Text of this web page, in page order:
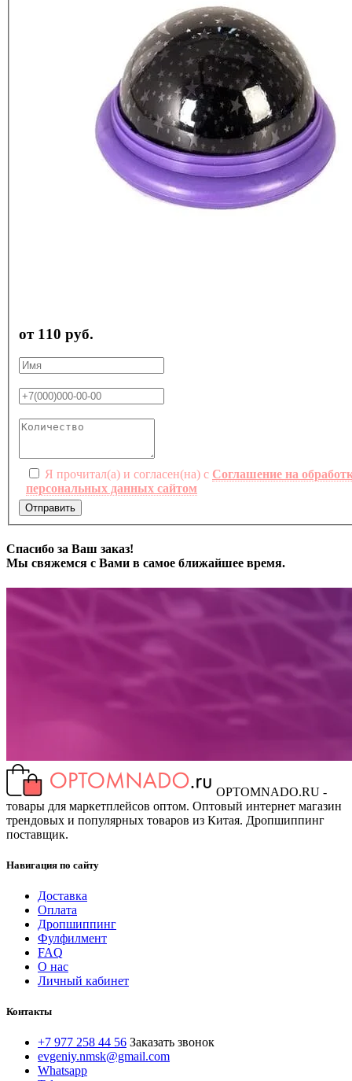
от 110 руб.
Я прочитал(а) и согласен(на) с Соглашение на
персональных данных сайтом
Отправить
Спасибо за Ваш заказ!
Мы свяжемся с Вами в самое ближайшее время.
OPTOMNADO.RU -
товары для маркетплейсов оптом. Оптовый интернет магазин
трендовых и популярных товаров из Китая. Дропшиппинг
поставщик.
Навигация по сайту
Доставка
Оплата
Дропшиппинг
Фулфилмент
FAQ
О нас
Личный кабинет
Контакты
+7 977 258 44 56 Заказать звонок
evgeniy.nmsk@gmail.com
Whatsapp